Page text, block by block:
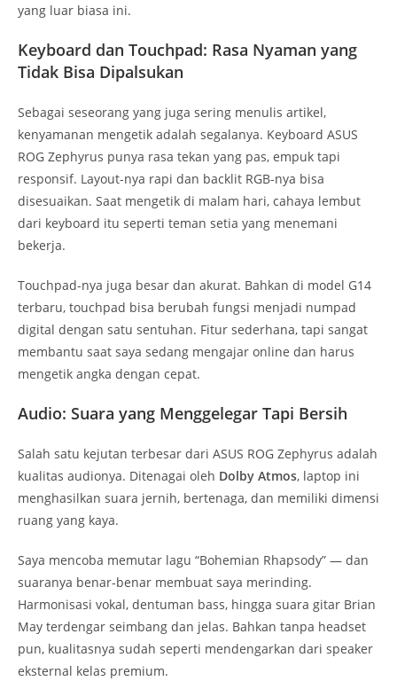
yang luar biasa ini.
Keyboard dan Touchpad: Rasa Nyaman yang
Tidak Bisa Dipalsukan
Sebagai seseorang yang juga sering menulis artikel,
kenyamanan mengetik adalah segalanya. Keyboard ASUS
ROG Zephyrus punya rasa tekan yang pas, empuk tapi
responsif. Layout-nya rapi dan backlit RGB-nya bisa
disesuaikan. Saat mengetik di malam hari, cahaya lembut
dari keyboard itu seperti teman setia yang menemani
bekerja.
Touchpad-nya juga besar dan akurat. Bahkan di model G14
terbaru, touchpad bisa berubah fungsi menjadi numpad
digital dengan satu sentuhan. Fitur sederhana, tapi sangat
membantu saat saya sedang mengajar online dan harus
mengetik angka dengan cepat.
Audio: Suara yang Menggelegar Tapi Bersih
Salah satu kejutan terbesar dari ASUS ROG Zephyrus adalah
kualitas audionya. Ditenagai oleh Dolby Atmos, laptop ini
menghasilkan suara jernih, bertenaga, dan memiliki dimensi
ruang yang kaya.
Saya mencoba memutar lagu “Bohemian Rhapsody” — dan
suaranya benar-benar membuat saya merinding.
Harmonisasi vokal, dentuman bass, hingga suara gitar Brian
May terdengar seimbang dan jelas. Bahkan tanpa headset
pun, kualitasnya sudah seperti mendengarkan dari speaker
eksternal kelas premium.